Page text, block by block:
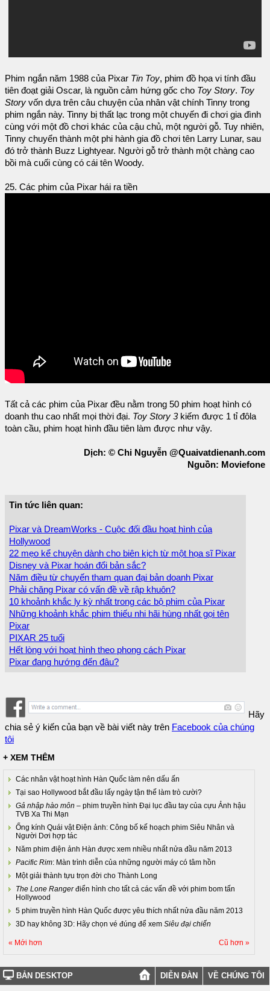
Phim ngắn năm 1988 của Pixar Tin Toy, phim đồ họa vi tính đầu
tiên đoạt giải Oscar, là nguồn cảm hứng gốc cho Toy Story. Toy
Story vốn dựa trên câu chuyện của nhân vật chính Tinny trong
phim ngắn này. Tinny bị thất lạc trong một chuyến đi chơi gia đình
cùng với một đồ chơi khác của cậu chủ, một người gỗ. Tuy nhiên,
Tinny chuyển thành một phi hành gia đồ chơi tên Larry Lunar, sau
đó trở thành Buzz Lightyear. Người gỗ trở thành một chàng cao
bồi mà cuối cùng có cái tên Woody.
25. Các phim của Pixar hái ra tiền
Tất cả các phim của Pixar đều nằm trong 50 phim hoạt hình có
doanh thu cao nhất mọi thời đại. Toy Story 3kiếm được 1 tỉ đôla
toàn cầu, phim hoạt hình đầu tiên làm được như vậy.
Dịch: © Chi Nguyễn @Quaivatdienanh.com
Nguồn: Moviefone
Tin tức liên quan:
Pixar và DreamWorks - Cuộc đối đầu hoạt hình của
Hollywood
22 mẹo kể chuyện dành cho biên kịch từ một họa sĩ Pixar
Disney và Pixar hoán đổi bản sắc?
Năm điều từ chuyến tham quan đại bản doanh Pixar
Phải chăng Pixar có vấn đề về rập khuôn?
10 khoảnh khắc ly kỳ nhất trong các bộ phim của Pixar
Những khoảnh khắc phim thiếu nhi hãi hùng nhất gọi tên
Pixar
PIXAR 25 tuổi
Hết lòng với hoạt hình theo phong cách Pixar
Pixar đang hướng đến đâu?
Hãy
chia sẻ ý kiến của bạn về bài viết này trên Facebook của chúng
tôi
+ XEM THÊM
Các nhân vật hoạt hình Hàn Quốc làm nên dấu ấn
Tại sao Hollywood bắt đầu lấy ngày tận thế làm trò cười?
Gả nhập hào môn – phim truyền hình Đại lục đầu tay của cựu Ảnh hậu
TVB Xa Thi Mạn
Ống kính Quái vật Điện ảnh: Công bố kế hoạch phim Siêu Nhân và
Người Dơi hợp tác
Năm phim điện ảnh Hàn được xem nhiều nhất nửa đầu năm 2013
Pacific Rim: Màn trình diễn của những người máy có tâm hồn
Một giải thành tựu trọn đời cho Thành Long
The Lone Rangerđiển hình cho tất cả các vấn đề với phim bom tấn
Hollywood
5 phim truyền hình Hàn Quốc được yêu thích nhất nửa đầu năm 2013
3D hay không 3D: Hãy chọn vé đúng để xem Siêu đại chiến
« Mới hơn Cũ hơn »
BẢN DESKTOP DIỄN ĐÀN VỀ CHÚNG TÔI